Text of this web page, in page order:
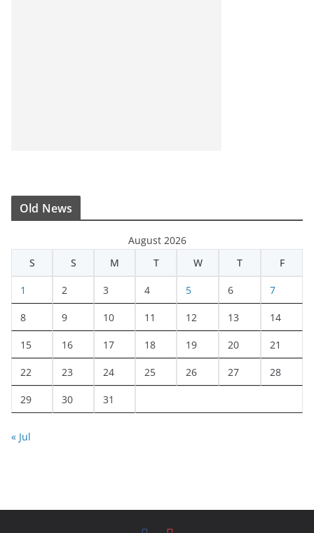
Old News
August 2026
S
S M T W T F
1 2 3 4 5 6 7
8 9 10 11 12 13 14
15 16 17 18 19 20 21
22 23 24 25 26 27 28
29 30 31
« Jul